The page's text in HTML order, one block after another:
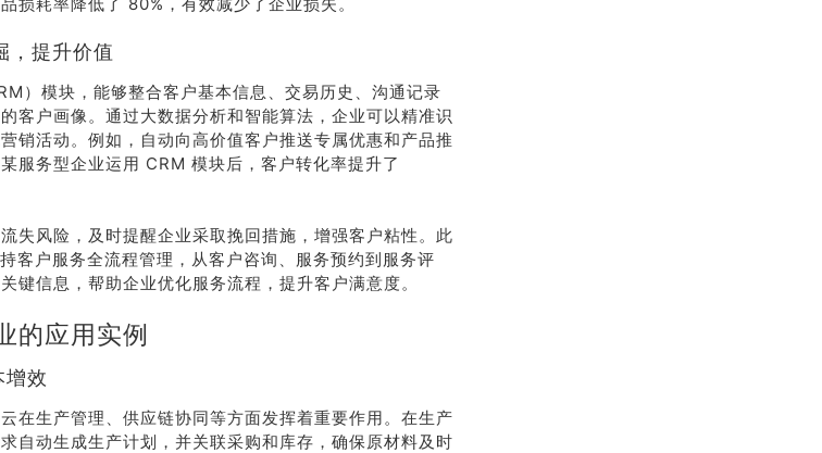
，提升价值
）模块，能够整合客户基本信息、交易历史、沟通记录
客户画像。通过大数据分析和智能算法，企业可以精准识
销活动。例如，自动向高价值客户推送专属优惠和产品推
服务型企业运用 CRM 模块后，客户转化率提升了
失风险，及时提醒企业采取挽回措施，增强客户粘性。此
客户服务全流程管理，从客户咨询、服务预约到服务评
键信息，帮助企业优化服务流程，提升客户满意度。
的应用实例
增效
在生产管理、供应链协同等方面发挥着重要作用。在生产
自动生成生产计划，并关联采购和库存，确保原材料及时